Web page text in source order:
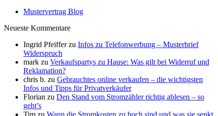
Mustervertrag Blog
Neueste Kommentare
Ingrid Pfeifferzu Infos zu Telefonwerbung – Musterbrief
Widerspruch
mark zu Verkaufspartys zu Hause: Was gilt bei Widerruf und
Reklamation?
chris b. zu Gebrauchtes online verkaufen – die wichtigsten
Infos und Tipps für Privatverkäufer
Florian zu Den Stand vom Stromzähler richtig ablesen – so
geht’s
Tim zu Wann die Stromkosten zu hoch sind und was sie senkt